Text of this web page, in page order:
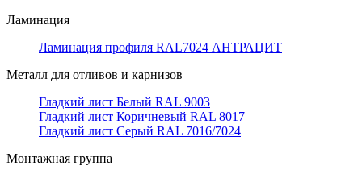
Ламинация
Ламинация профиля RAL7024 АНТРАЦИТ
Металл для отливов и карнизов
Гладкий лист Белый RAL 9003
Гладкий лист Коричневый RAL 8017
Гладкий лист Серый RAL 7016/7024
Монтажная группа